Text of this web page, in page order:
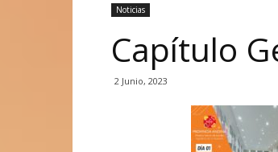
Noticias
Capítulo
2 Junio, 2023